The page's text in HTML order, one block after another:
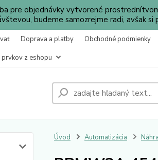
pre objednávky vytvorené
budeme samozrejme radi, avšak
Doprava a platby Obchodné podmienky
z eshopu
Úvod Automatizácia